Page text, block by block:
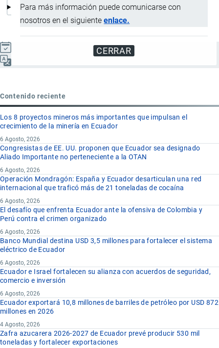
Para más información puede comunicarse con
nosotros en el siguienteenlace.
CERRAR
Actualizado el 8 Septiembre, 2024
Contenido reciente
Los 8 proyectos mineros más importantes que impulsan el
crecimiento de la minería en Ecuador
6 Agosto, 2026
Congresistas de EE. UU. proponen que Ecuador sea designado
Aliado Importante no perteneciente a la OTAN
6 Agosto, 2026
Operación Mondragón: España y Ecuador desarticulan una red
internacional que traficó más de 21 toneladas de cocaína
6 Agosto, 2026
El desafío que enfrenta Ecuador ante la ofensiva de Colombia y
Perú contra el crimen organizado
6 Agosto, 2026
Banco Mundial destina USD 3,5 millones para fortalecer el sistema
eléctrico de Ecuador
6 Agosto, 2026
Ecuador e Israel fortalecen su alianza con acuerdos de seguridad,
comercio e inversión
6 Agosto, 2026
Ecuador exportará 10,8 millones de barriles de petróleo por USD 872
millones en 2026
4 Agosto, 2026
Zafra azucarera 2026-2027 de Ecuador prevé producir 530 mil
toneladas y fortalecer exportaciones